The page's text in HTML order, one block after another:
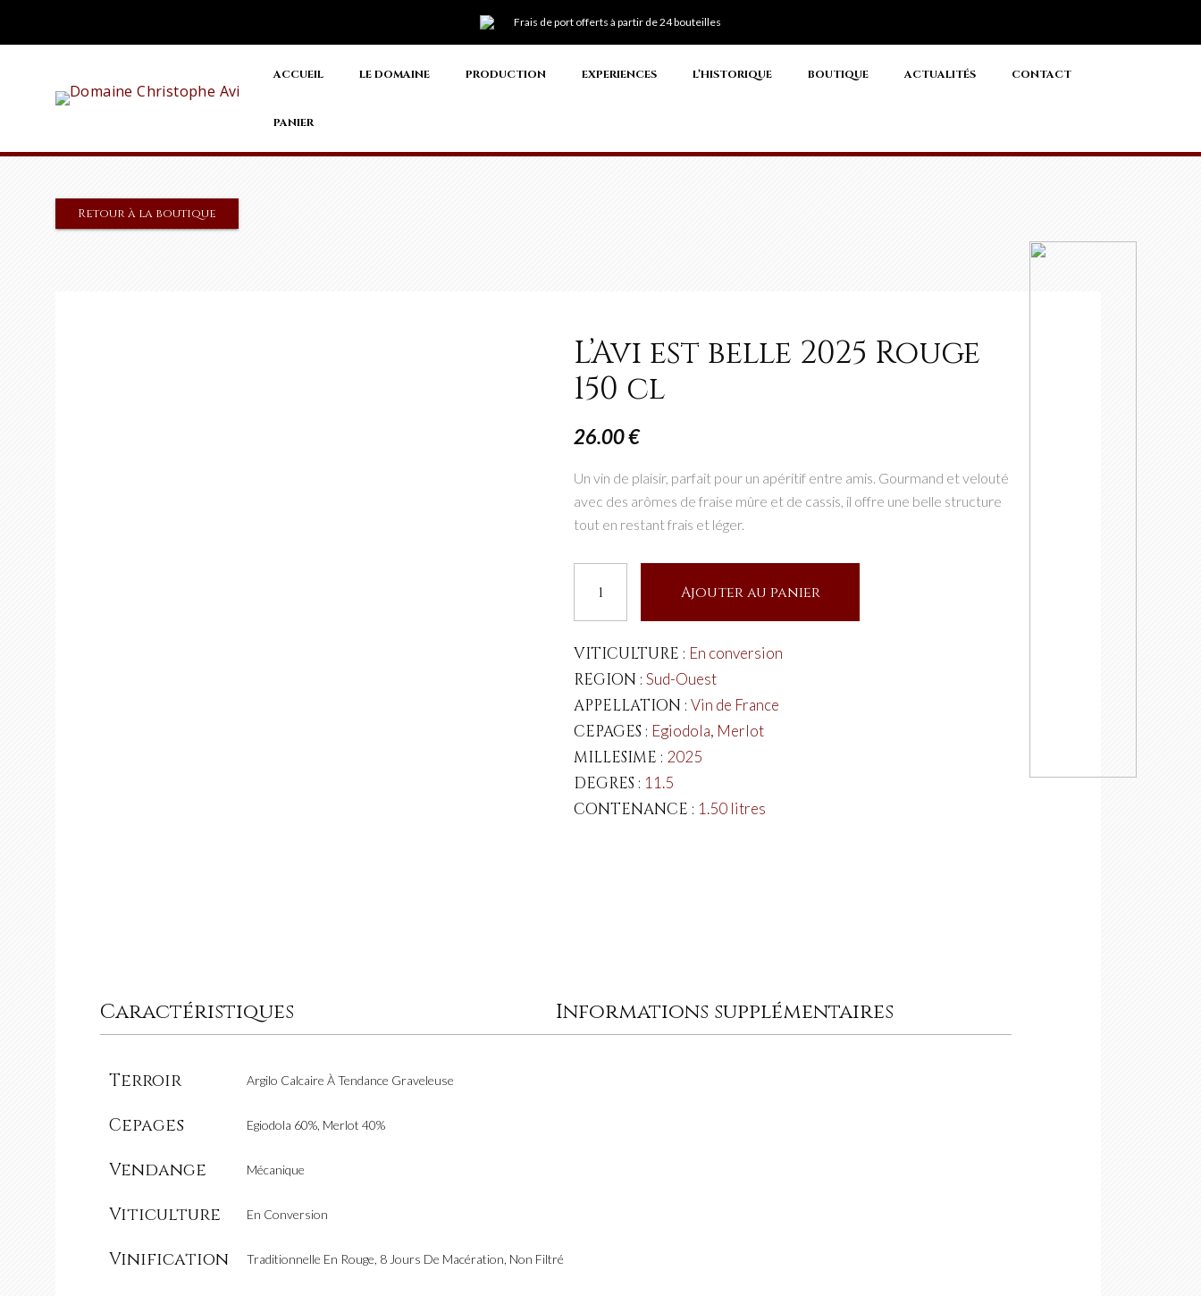
Frais de port offerts à partir de 24 bouteilles
ACCUEIL LE DOMAINE PRODUCTION EXPERIENCES L’HISTORIQUE BOUTIQUE ACTUALITÉS CONTACT
PANIER
Rechercher :
Retour à la boutique
L’Avi est belle 2025 Rouge
150 cl
26.00€
Un vin de plaisir, parfait pour un apéritif entre amis. Gourmand et velouté
avec des arômes de fraise mûre et de cassis, il offre une belle structure
tout en restant frais et léger.
L’Avi
est
2025
Rouge
150
cl
Ajouter au panier
VITICULTURE : En conversion
REGION :Sud-Ouest
APPELLATION :Vin de France
CEPAGES : Egiodola, Merlot
MILLESIME : 2025
DEGRES : 11.5
CONTENANCE : 1.50 litres
Caractéristiques Informations supplémentaires
Terroir Argilo Calcaire À Tendance Graveleuse
Cepages Egiodola 60%, Merlot 40%
Vendange Mécanique
Viticulture En Conversion
Vinification Traditionnelle En Rouge, 8 Jours De Macération, Non Filtré